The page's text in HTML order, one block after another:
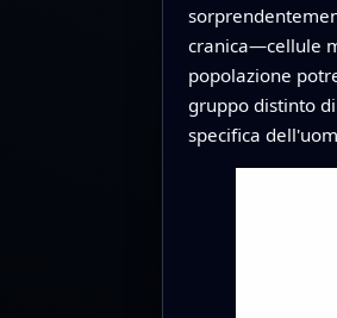
cranica—cellule
popolazione
gruppo distinto
specifica